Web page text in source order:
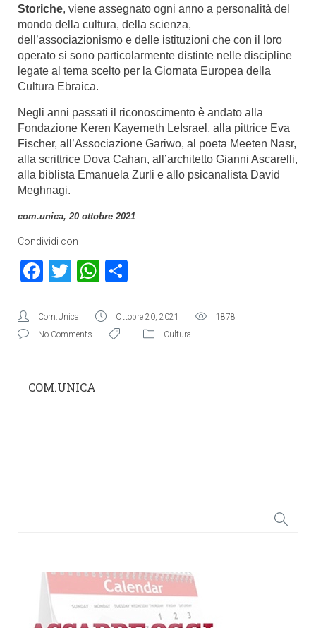
Storiche, viene assegnato ogni anno a personalità del
mondo della cultura, della scienza,
dell’associazionismo e delle istituzioni che con il loro
operato si sono particolarmente distinte nelle discipline
legate al tema scelto per la Giornata Europea della
Cultura Ebraica.
Negli anni passati il riconoscimento è andato alla
Fondazione Keren Kayemeth LeIsrael, alla pittrice Eva
Fischer, all’Associazione Gariwo, al poeta Meeten Nasr,
alla scrittrice Dova Cahan, all’architetto Gianni Ascarelli,
alla biblista Emanuela Zurli e allo psicanalista David
Meghnagi.
com.unica, 20 ottobre 2021
Condividi con
Facebook
TwitterWhatsApp
Com.Unica Ottobre 20, 2021
1878
No Comments
Cultura
COM.UNICA